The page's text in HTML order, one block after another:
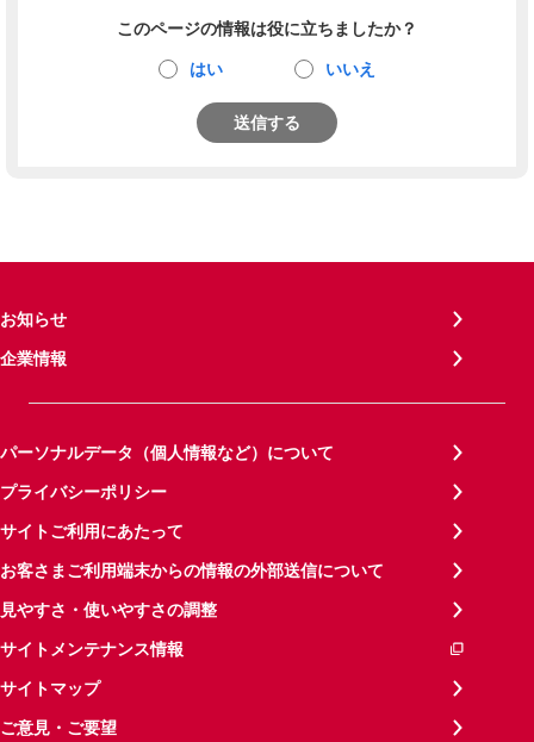
このページの情報は役に立ちましたか？
はい いいえ
送信する
お知らせ
企業情報
パーソナルデータ（個人情報など）について
プライバシーポリシー
サイトご利用にあたって
お客さまご利用端末からの情報の外部送信について
見やすさ・使いやすさの調整
サイトメンテナンス情報
サイトマップ
ご意見・ご要望